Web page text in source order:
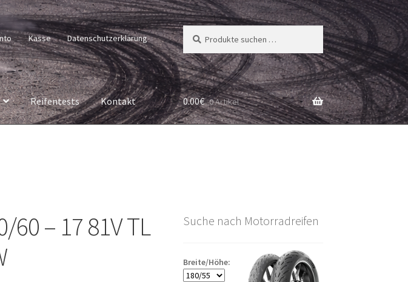
Kasse Datenschutzerklärung
Suchen
nach:
Suchen
Reifentests Kontakt 0.00€ 0 Artikel
60 – 17 81V TL
Suche nach Motorradreifen
Breite/Höhe: